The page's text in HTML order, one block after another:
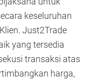
keseluruhan
Just2Trade
yang tersedia
transaksi atas
harga,